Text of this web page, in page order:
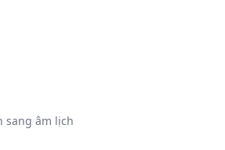
sang âm lịch